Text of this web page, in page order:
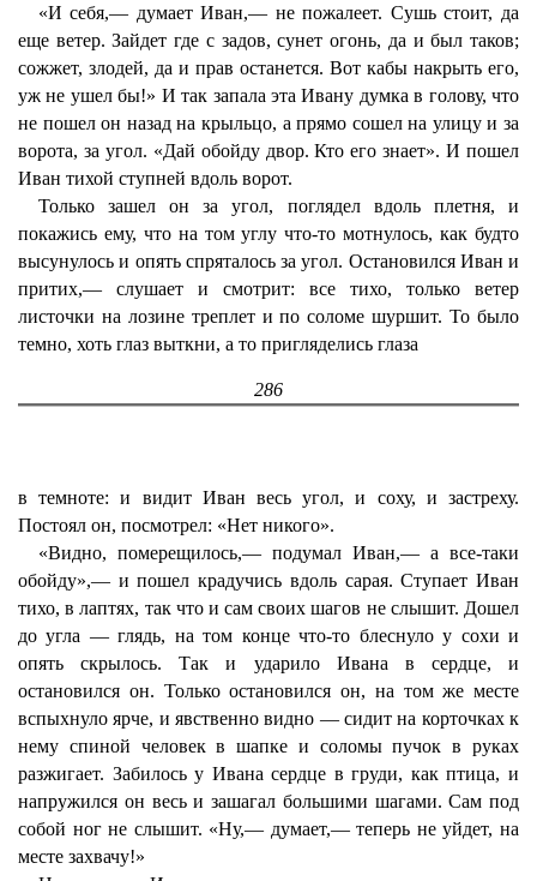
«И себя,— думает Иван,— не пожалеет. Сушь стоит, да
еще ветер. Зайдет где с задов, сунет огонь, да и был таков;
сожжет, злодей, да и прав останется. Вот кабы накрыть его,
уж не ушел бы!» И так запала эта Ивану думка в голову, что
не пошел он назад на крыльцо, а прямо сошел на улицу и за
ворота, за угол. «Дай обойду двор. Кто его знает». И пошел
Иван тихой ступней вдоль ворот.
Только зашел он за угол, поглядел вдоль плетня, и
покажись ему, что на том углу что-то мотнулось, как будто
высунулось и опять спряталось за угол. Остановился Иван и
притих,— слушает и смотрит: все тихо, только ветер
листочки на лозине треплет и по соломе шуршит. То было
темно, хоть глаз выткни, а то пригляделись глаза
286
в темноте: и видит Иван весь угол, и соху, и застреху.
Постоял он, посмотрел: «Нет никого».
«Видно, померещилось,— подумал Иван,— а все-таки
обойду»,— и пошел крадучись вдоль сарая. Ступает Иван
тихо, в лаптях, так что и сам своих шагов не слышит. Дошел
до угла — глядь, на том конце что-то блеснуло у сохи и
опять скрылось. Так и ударило Ивана в сердце, и
остановился он. Только остановился он, на том же месте
вспыхнуло ярче, и явственно видно — сидит на корточках к
нему спиной человек в шапке и соломы пучок в руках
разжигает. Забилось у Ивана сердце в груди, как птица, и
напружился он весь и зашагал большими шагами. Сам под
собой ног не слышит. «Ну,— думает,— теперь не уйдет, на
месте захвачу!»